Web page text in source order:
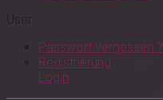
Passwort vergessen ?
Registrierung
Login